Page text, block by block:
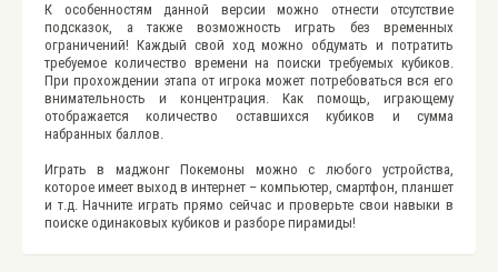
К особенностям данной версии можно отнести отсутствие
подсказок, а также возможность играть без временных
ограничений! Каждый свой ход можно обдумать и потратить
требуемое количество времени на поиски требуемых кубиков.
При прохождении этапа от игрока может потребоваться вся его
внимательность и концентрация. Как помощь, играющему
отображается количество оставшихся кубиков и сумма
набранных баллов.
Играть в маджонг Покемоны можно с любого устройства,
которое имеет выход в интернет – компьютер, смартфон, планшет
и т.д. Начните играть прямо сейчас и проверьте свои навыки в
поиске одинаковых кубиков и разборе пирамиды!